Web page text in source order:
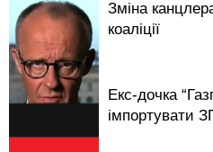
Зміна
коаліції
Екс-дочка
імпортувати